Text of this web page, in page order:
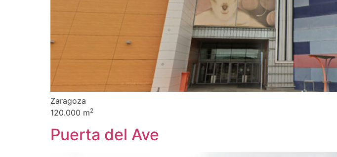
Zaragoza
120.000 m2
Puerta del Ave